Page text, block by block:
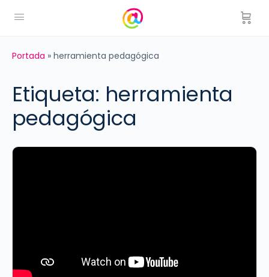
Portada » herramienta pedagógica
Etiqueta: herramienta
pedagógica